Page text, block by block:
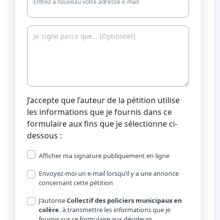
J’accepte que l’auteur de la pétition utilise
les informations que je fournis dans ce
formulaire aux fins que je sélectionne ci-
dessous :
Afficher ma signature publiquement en ligne
Envoyez-moi un e-mail lorsqu’il y a une annonce
concernant cette pétition
J’autoriseCollectif des policiers municipaux en
colère. à transmettre les informations que je